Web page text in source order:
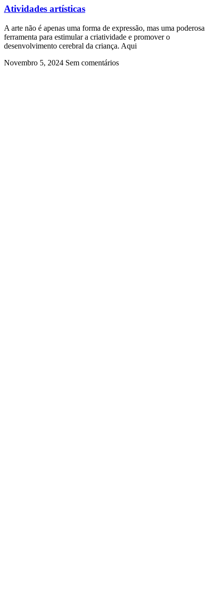
Atividades artísticas
A arte não é apenas uma forma de expressão, mas uma poderosa
ferramenta para estimular a criatividade e promover o
desenvolvimento cerebral da criança. Aqui
Novembro 5, 2024 Sem comentários